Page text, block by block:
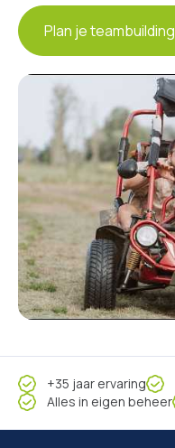
Plan je teambuilding
+35 jaar ervaring
Alles in eigen beheer